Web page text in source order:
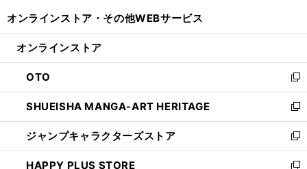
開
ン
ウ
で
開
く
ウ
ン
ド
ウ
で
開
く
オンラインストア・ その他WEBサービス
オンラインストア
OTO
新
し
い
ウ
ィ
ン
ド
SHUEISHA MANGA-ART HERITAGE
新
し
い
ウ
ジャンプキャラクターズストア
新
し
HAPPY PLUS STORE